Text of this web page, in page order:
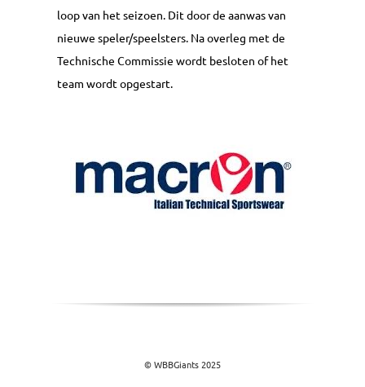
loop van het seizoen. Dit door de aanwas van
nieuwe speler/speelsters. Na overleg met de
Technische Commissie wordt besloten of het
team wordt opgestart.
© WBBGiants 2025